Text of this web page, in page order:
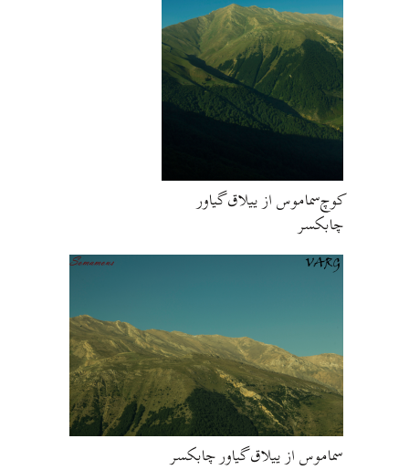
کوچ‌سماموس از ییلاق گیاور
چابکسر
سماموس از ییلاق گیاور چابکسر